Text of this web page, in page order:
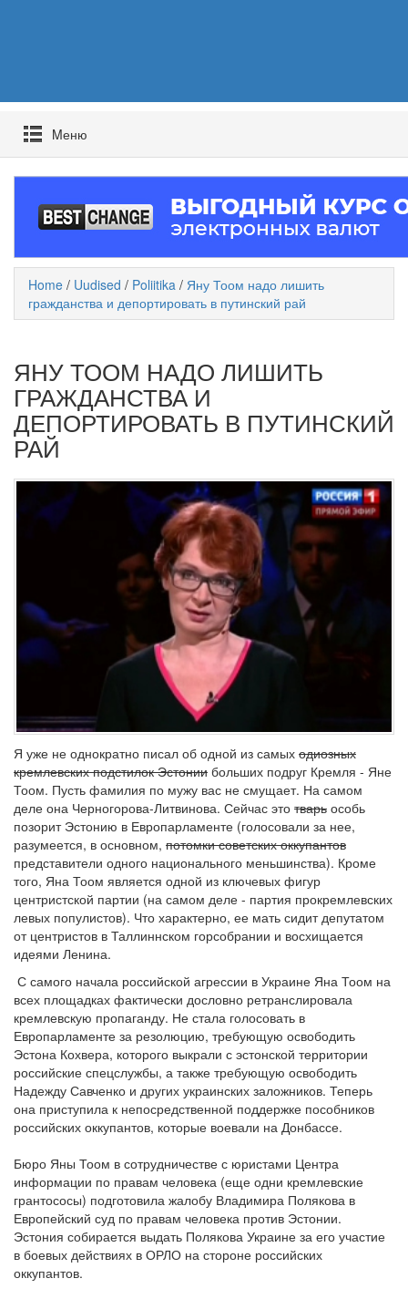
Mеню
Home / Uudised / Poliitika / Яну Тоом надо лишить
гражданства и депортировать в путинский рай
ЯНУ ТООМ НАДО ЛИШИТЬ
ГРАЖДАНСТВА И
ДЕПОРТИРОВАТЬ В ПУТИНСКИЙ
РАЙ
Я уже не однократно писал об одной из самых одиозных
кремлевских подстилок Эстонии больших подруг Кремля - Яне
Тоом. Пусть фамилия по мужу вас не смущает. На самом
деле она Черногорова-Литвинова. Сейчас это тварь особь
позорит Эстонию в Европарламенте (голосовали за нее,
разумеется, в основном, потомки советских оккупантов
представители одного национального меньшинства). Кроме
того, Яна Тоом является одной из ключевых фигур
центристской партии (на самом деле - партия прокремлевских
левых популистов). Что характерно, ее мать сидит депутатом
от центристов в Таллиннском горсобрании и восхищается
идеями Ленина.
С самого начала российской агрессии в Украине Яна Тоом на
всех площадках фактически дословно ретранслировала
кремлевскую пропаганду. Не стала голосовать в
Европарламенте за резолюцию, требующую освободить
Эстона Кохвера, которого выкрали с эстонской территории
российские спецслужбы, а также требующую освободить
Надежду Савченко и других украинских заложников. Теперь
она приступила к непосредственной поддержке пособников
российских оккупантов, которые воевали на Донбассе.
Бюро Яны Тоом в сотрудничестве с юристами Центра
информации по правам человека (еще одни кремлевские
грантососы) подготовила жалобу Владимира Полякова в
Европейский суд по правам человека против Эстонии.
Эстония собирается выдать Полякова Украине за его участие
в боевых действиях в ОРЛО на стороне российских
оккупантов.